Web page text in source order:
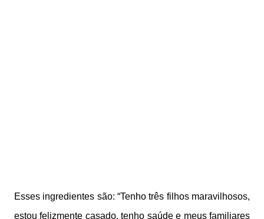
Esses ingredientes são: “Tenho três filhos maravilhosos,
estou felizmente casado, tenho saúde e meus familiares